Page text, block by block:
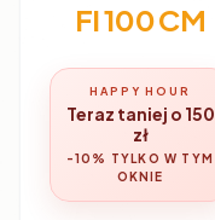
FI 100 CM
HAPPY HOUR
Teraz taniej o 150
zł
-10% TYLKO W TYM
OKNIE